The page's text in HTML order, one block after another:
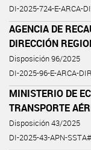
DI-2025-724-E-ARCA-
AGENCIA DE
DIRECCIÓN
Disposición 96/2025
DI-2025-96-E-ARCA-
MINISTERIO DE
TRANSPORTE
Disposición 43/2025
DI-2025-43-APN-